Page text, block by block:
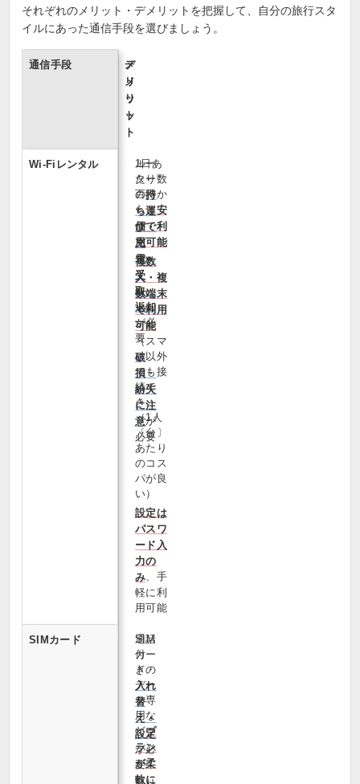
それぞれのメリット・デメリットを把握して、自分の旅行スタ
イルにあった通信手段を選びましょう。
通信手段
メ
リ
ッ
ト
デ
メ
リ
ッ
ト
Wi‑Fiレンタル
1日あ
たり数
百円か
らと安
価で利
用可能
複数
人・複
数端末
で利用
可能
（スマ
ホ以外
でも接
続で
き、
（1人
〔台〕
あたり
のコス
パが良
い）
設定は
パスワ
ード入
力の
み、手
軽に利
用可能
ルー
ター
の持
ち運
び・
充
電・
受
取・
返却
が必
要
破
損・
紛失
に注
意が
必要
SIMカード
通話
付
き・
デー
タ専
用な
どプ
ラン
が柔
軟に
SIM
カー
ドの
入れ
替
え・
設定
が必
要